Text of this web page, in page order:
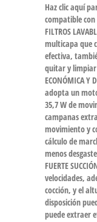
Haz clic aquí
compatible
FILTROS
multicapa que
efectiva,
quitar y
ECONÓMICA
adopta un
35,7 W de
campanas
movimiento y
cálculo de
menos
FUERTE
velocidades,
cocción, y el
disposición
puede extraer